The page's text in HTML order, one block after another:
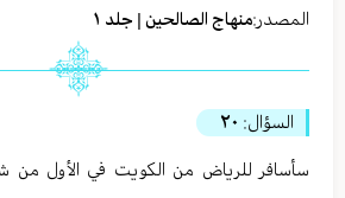
المصدر:منهاج الصالحين | جلد ١
السؤال: ٢٠
سأسافر للرياض من الكويت في الأول من